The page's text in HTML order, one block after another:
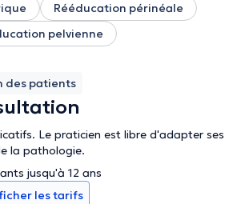
Rééducation périnéale
pelvienne
des patients
Le praticien est libre d'adapter ses
la pathologie.
jusqu'à 12 ans
les tarifs